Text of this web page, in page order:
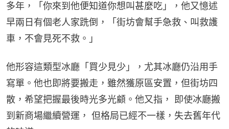
多年，「你來到他便知道你想叫甚麼吃」，他又憶述
早兩日有個老人家跣倒，「街坊會幫手急救、叫救護
車，不會見死不救。」
他形容這類型冰廳「買少見少」，尤其冰廳仍沿用手
寫單。他也即將要搬走，雖然獲原區安置，但街坊四
散，希望把握最後時光多光顧。他又指， 即使冰廳搬
到新商場繼續營運， 但格局已經不一樣，失去舊年代